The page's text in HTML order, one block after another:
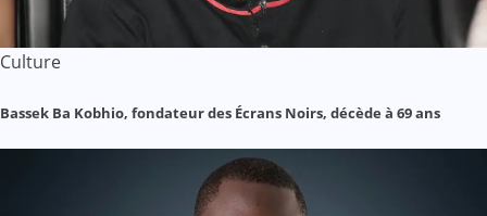
Culture
Bassek Ba Kobhio, fondateur des Écrans Noirs, décède à 69 ans